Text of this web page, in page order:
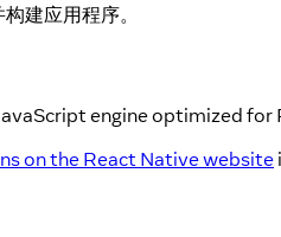
建应用程序。
engine optimized
on the React Native website